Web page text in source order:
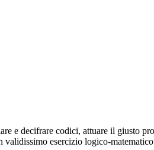
e decifrare codici, attuare il giusto
esercizio logico-